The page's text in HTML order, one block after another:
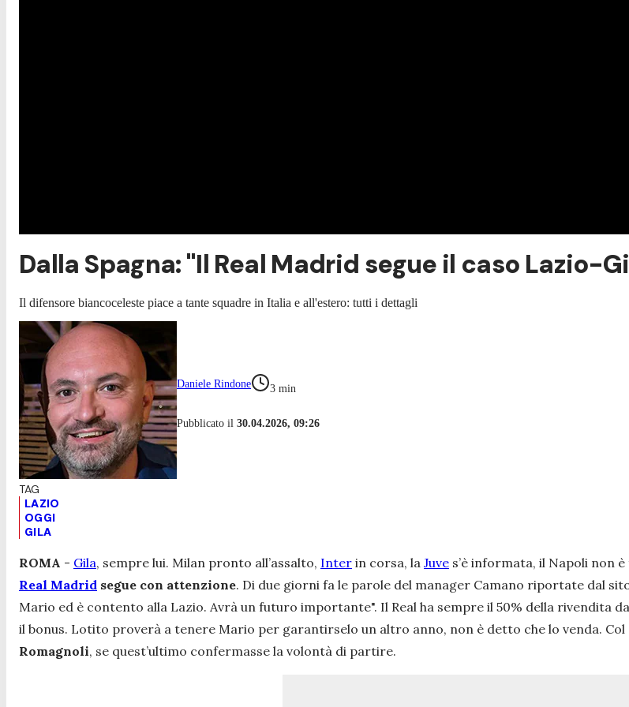
Dalla Spagna: "Il Real Madrid segue il caso Lazio-
Il difensore biancoceleste piace a tante squadre in Italia e all'estero: tutti i dettagli
Daniele Rindone 3 min
Pubblicato il 30.04.2026, 09:26
LAZIO
OGGI
GILA
ROMA - Gila, sempre lui. Milan pronto all’assalto, Inter in corsa, la Juve s’è informata, il Napoli non
Real Madrid segue con attenzione. Di due giorni fa le parole del manager Camano riportate dal sito
Mario ed è contento alla Lazio. Avrà un futuro importante". Il Real ha sempre il 50% della rivendita
il bonus. Lotito proverà a tenere Mario per garantirselo un altro anno, non è detto che lo venda.
Romagnoli, se quest’ultimo confermasse la volontà di partire.